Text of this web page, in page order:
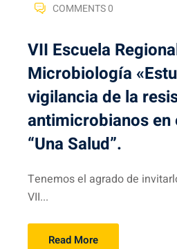
COMMENTS 0
VII Escuela
Microbiología
vigilancia de la
antimicrobianos en
“Una Salud”.
Tenemos el agrado de
VII...
Read More